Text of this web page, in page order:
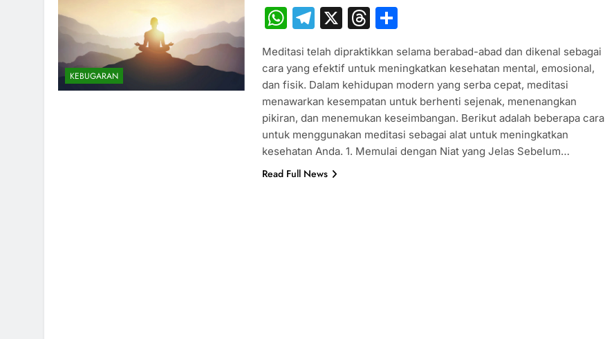
KEBUGARAN
WhatsApp
Telegram
X Threads
Meditasi telah dipraktikkan selama berabad-abad dan dikenal sebagai
cara yang efektif untuk meningkatkan kesehatan mental, emosional,
dan fisik. Dalam kehidupan modern yang serba cepat, meditasi
menawarkan kesempatan untuk berhenti sejenak, menenangkan
pikiran, dan menemukan keseimbangan. Berikut adalah beberapa cara
untuk menggunakan meditasi sebagai alat untuk meningkatkan
kesehatan Anda. 1. Memulai dengan Niat yang Jelas Sebelum…
Read Full News